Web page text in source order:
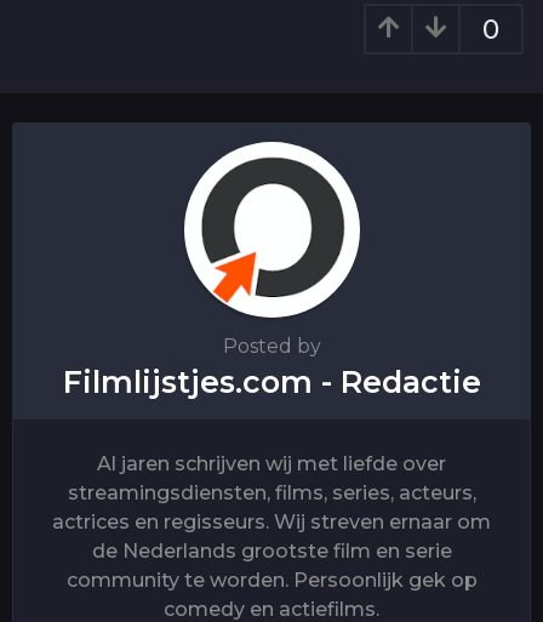
0
Posted by
Filmlijstjes.com - Redactie
Al jaren schrijven wij met liefde over
streamingsdiensten, films, series, acteurs,
actrices en regisseurs. Wij streven ernaar om
de Nederlands grootste film en serie
community te worden. Persoonlijk gek op
comedy en actiefilms.